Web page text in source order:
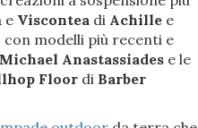
e Viscontea di Achille e
con modelli più recenti e
Michael Anastassiades e le
Floor di Barber